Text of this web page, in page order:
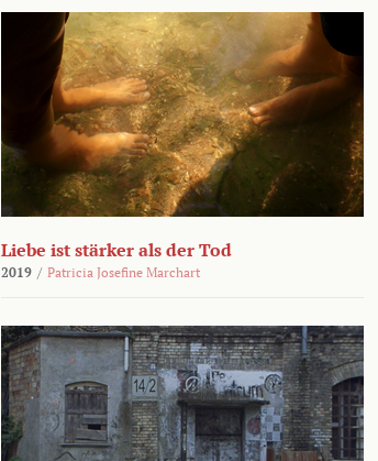
Liebe ist stärker als der Tod
2019 / Patricia Josefine Marchart